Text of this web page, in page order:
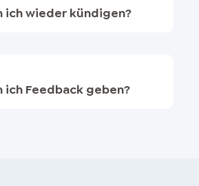
ich wieder kündigen?
ich Feedback geben?